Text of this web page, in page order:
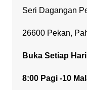
Seri Dagangan
26600 Pekan,
Buka Setiap Hari
8:00 Pagi -10